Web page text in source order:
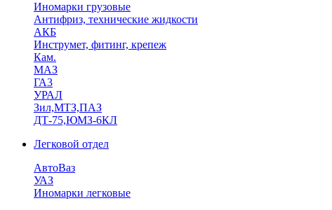
Иномарки грузовые
Антифриз, технические жидкости
АКБ
Инструмет, фитинг, крепеж
Кам.
МАЗ
ГА3
УРАЛ
Зил,МТЗ,ПАЗ
ДТ-75,ЮМЗ-6КЛ
Легковой отдел
АвтоВаз
УАЗ
Иномарки легковые